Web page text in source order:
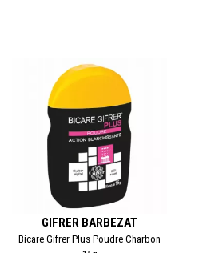
GIFRER BARBEZAT
Bicare Gifrer Plus Poudre Charbon